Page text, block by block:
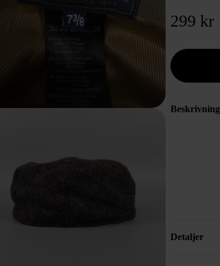
299 kr
Beskrivning
Detaljer